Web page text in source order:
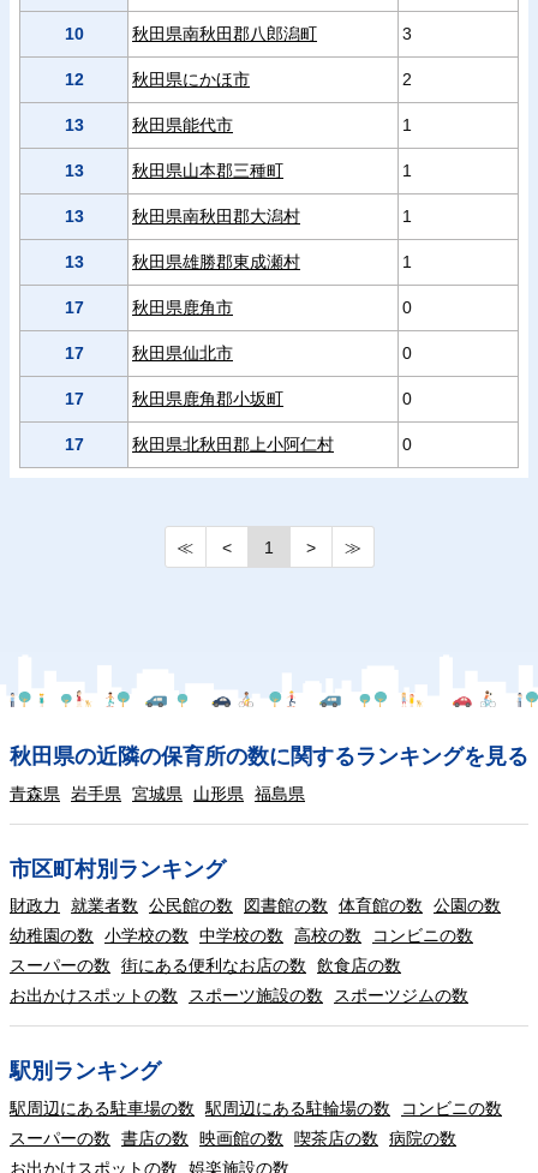
10 秋田県南秋田郡八郎潟町 3
12 秋田県にかほ市 2
13 秋田県能代市 1
13 秋田県山本郡三種町 1
13 秋田県南秋田郡大潟村 1
13 秋田県雄勝郡東成瀬村 1
17 秋田県鹿角市 0
17 秋田県仙北市 0
17 秋田県鹿角郡小坂町 0
17 秋田県北秋田郡上小阿仁村 0
≪ < 1 > ≫
秋田県の近隣の保育所の数に関するランキングを見る
青森県 岩手県 宮城県 山形県 福島県
市区町村別ランキング
財政力 就業者数 公民館の数 図書館の数 体育館の数
公園の数
幼稚園の数
小学校の数 中学校の数 高校の数
コンビニの数
スーパーの数
街にある便利なお店の数
飲食店の数
お出かけスポットの数
スポーツ施設の数 スポーツジムの数
駅別ランキング
駅周辺にある駐車場の数 駅周辺にある駐輪場の数
コンビニの数
スーパーの数
書店の数 映画館の数 喫茶店の数
病院の数
お出かけスポットの数
娯楽施設の数